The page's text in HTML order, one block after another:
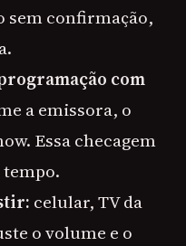
sem confirmação,
com
a emissora, o
Essa checagem
celular, TV da
o volume e o